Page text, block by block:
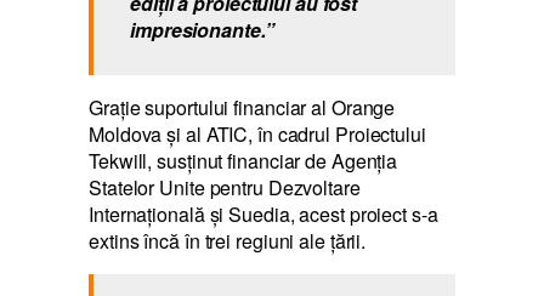
impresionante.”
Grație suportului financiar al Orange
Moldova și al ATIC, în cadrul Proiectului
Tekwill, susținut financiar de Agenția
Statelor Unite pentru Dezvoltare
Internațională și Suedia, acest proiect s-a
extins încă în trei regiuni ale țării.